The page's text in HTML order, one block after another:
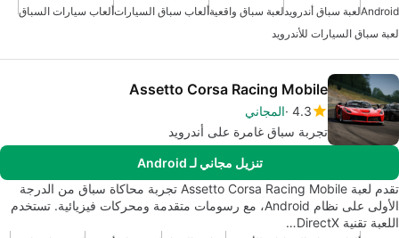
Androidلعبة سباق أندرويد لعبة سباق واقعيةألعاب سباق السياراتألعاب سيارات السباق
لعبة سباق السيارات للأندرويد
Assetto Corsa Racing Mobile
4.3 المجاني
تجربة سباق غامرة على أندرويد
تنزيل مجاني لـ Android
تقدم لعبة Assetto Corsa Racing Mobile تجربة محاكاة سباق من الدرجة
الأولى على نظام Android، مع رسومات متقدمة ومحركات فيزيائية. تستخدم
اللعبة تقنية DirectX…